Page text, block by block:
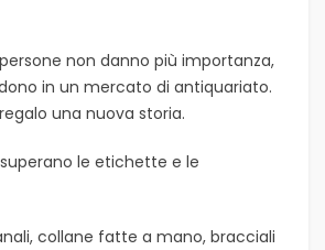
non danno più importanza,
in un mercato di antiquariato.
una nuova storia.
le etichette e le
collane fatte a mano, bracciali